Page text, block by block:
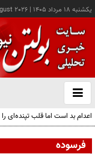
يکشنبه ۱۸ مرداد ۱۴۰۵ |
2026
باز
و
اعدام بد است اما قلب تپنده‌ای
فرسوده